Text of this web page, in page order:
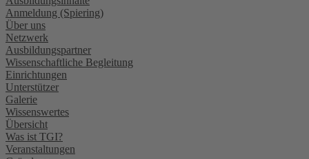
Anmeldung (Spiering)
Über uns
Netzwerk
Ausbildungspartner
Wissenschaftliche Begleitung
Einrichtungen
Unterstützer
Galerie
Wissenswertes
Übersicht
Was ist TGI?
Veranstaltungen